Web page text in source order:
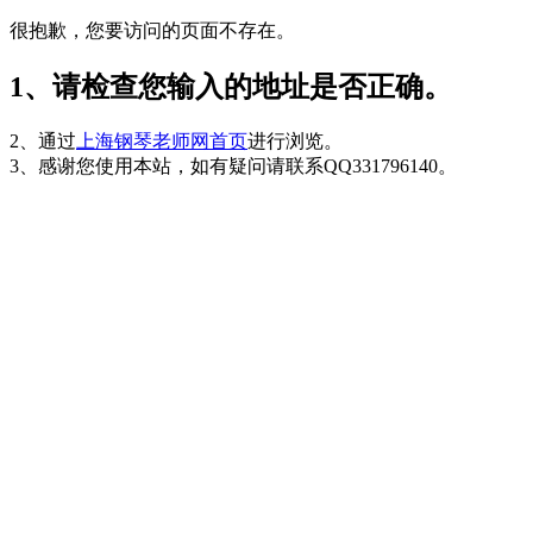
很抱歉，您要访问的页面不存在。
1、请检查您输入的地址是否正确。
2、通过 上海钢琴老师网首页进行浏览。
3、感谢您使用本站，如有疑问请联系QQ331796140。